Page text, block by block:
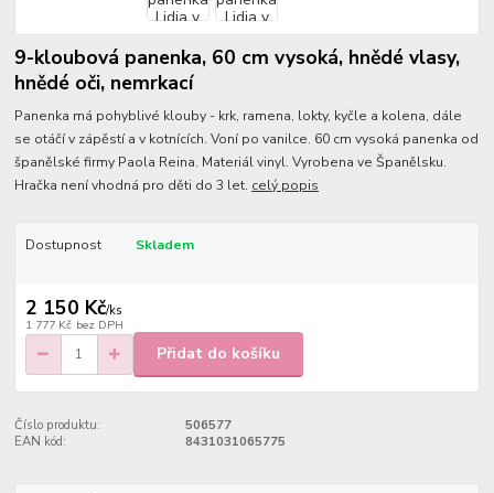
9-kloubová panenka, 60 cm vysoká, hnědé vlasy,
hnědé oči, nemrkací
Panenka má pohyblivé klouby - krk, ramena, lokty, kyčle a kolena, dále
se otáčí v zápěstí a v kotnících. Voní po vanilce. 60 cm vysoká panenka od
španělské firmy Paola Reina. Materiál vinyl. Vyrobena ve Španělsku.
Hračka není vhodná pro děti do 3 let. celý popis
Dostupnost Skladem
2 150 Kč/ks
1 777 Kč bez DPH
Přidat do košíku
Číslo produktu:
506577
EAN kód:
8431031065775